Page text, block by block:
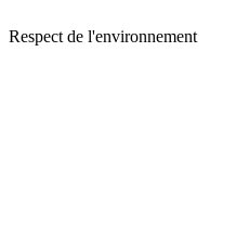
Respect de l'environnement